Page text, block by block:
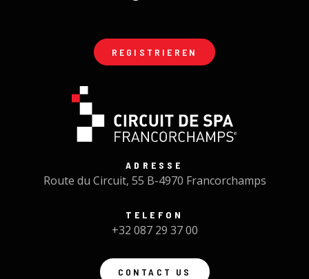
REGISTRIEREN
ADRESSE
Route du Circuit, 55 B-4970 Francorchamps
TELEFON
+32 087 29 37 00
CONTACT US